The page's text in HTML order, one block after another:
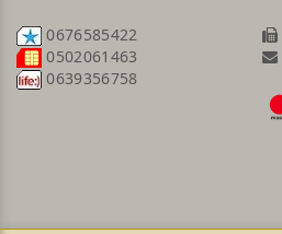
0676585422
0502061463
0639356758